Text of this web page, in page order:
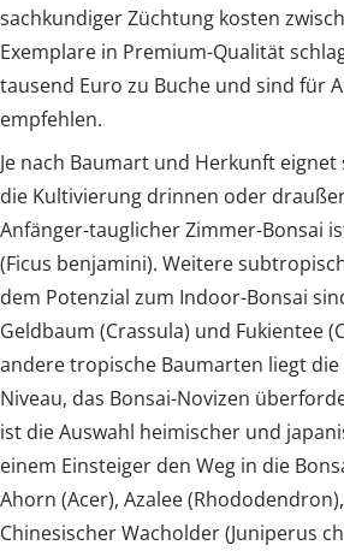
sachkundiger Züchtung kosten
Exemplare in Premium-Qualität
tausend Euro zu Buche und sind für
empfehlen.
Je nach Baumart und Herkunft
die Kultivierung drinnen oder
Anfänger-tauglicher Zimmer-Bonsai
(Ficus benjamini). Weitere
dem Potenzial zum Indoor-Bonsai
Geldbaum (Crassula) und Fukientee
andere tropische Baumarten liegt
Niveau, das Bonsai-Novizen
ist die Auswahl heimischer und
einem Einsteiger den Weg in die
Ahorn (Acer), Azalee
Chinesischer Wacholder (Juniperus